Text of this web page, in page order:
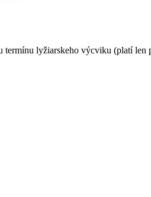
lyžiarskeho výcviku (platí len